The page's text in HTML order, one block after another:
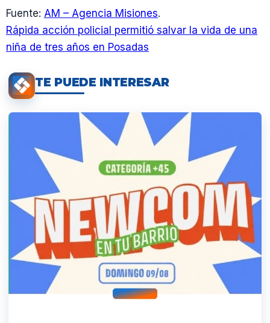
Fuente: AM – Agencia Misiones.
Rápida acción policial permitió salvar la vida de una
niña de tres años en Posadas
TE PUEDE INTERESAR